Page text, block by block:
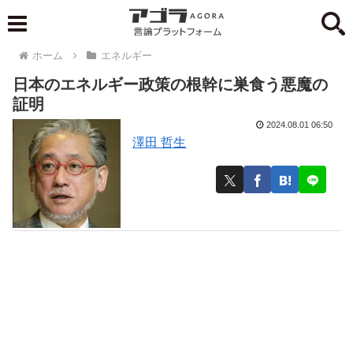
ホーム エネルギー
日本のエネルギー政策の根幹に巣食う悪魔の
証明
澤田 哲生
2024.08.01 06:50